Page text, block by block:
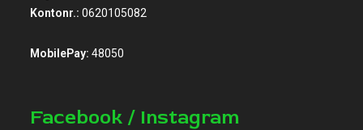
Kontonr.: 0620105082
MobilePay: 48050
Facebook / Instagram